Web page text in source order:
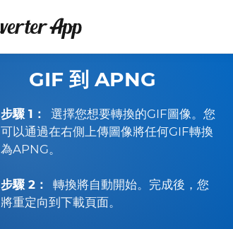
GIF 到 APNG
步驟 1：
選擇您想要轉換的GIF圖像。您
可以通過在右側上傳圖像將任何GIF轉換
為APNG。
步驟 2：
轉換將自動開始。完成後，您
將重定向到下載頁面。